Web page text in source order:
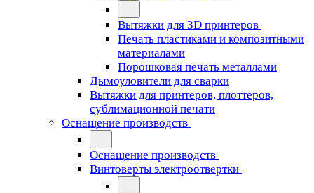
Вытяжки для 3D принтеров
Печать пластиками и композитными
материалами
Порошковая печать металлами
Дымоуловители для сварки
Вытяжки для принтеров, плоттеров,
сублимационной печати
Оснащение производств
Оснащение производств
Винтоверты электроотвертки